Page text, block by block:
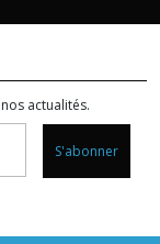
actualités.
S'abonner